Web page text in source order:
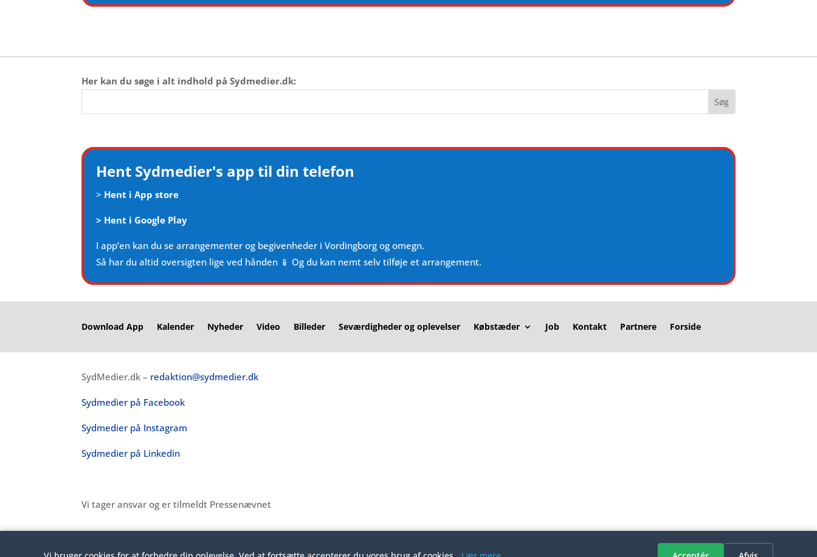
Her kan du søge i alt indhold på Sydmedier.dk:
Hent Sydmedier's app til din telefon
> Hent i App store
> Hent i Google Play
I app’en kan du se arrangementer og begivenheder i Vordingborg og omegn.
Så har du altid oversigten lige ved hånden 📱 Og du kan nemt selv tilføje et arrangement.
Download App Kalender Nyheder Video Billeder Seværdigheder og oplevelser Købstæder Job Kontakt Partnere Forside
SydMedier.dk – redaktion@sydmedier.dk
Sydmedier på Facebook
Sydmedier på Instagram
Sydmedier på Linkedin
Vi tager ansvar og er tilmeldt Pressenævnet